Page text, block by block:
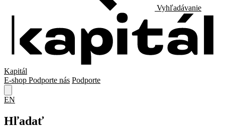
Vyhľadávanie
Kapitál
E-shop Podporte nás Podporte
EN
Hľadať